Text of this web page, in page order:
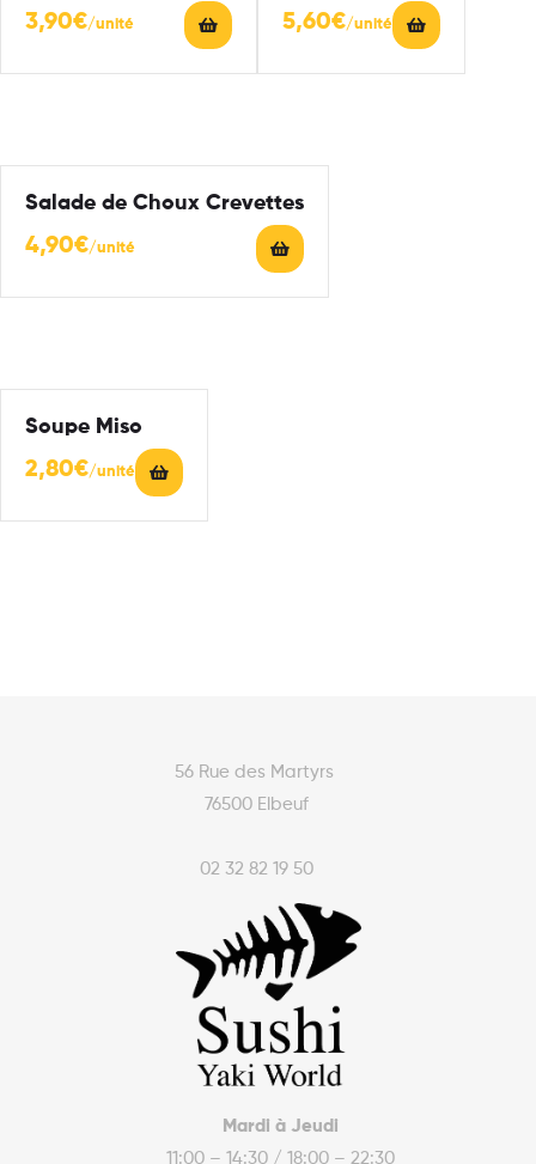
3,90€ 5,60€
Salade de Choux Crevettes
4,90€
Soupe Miso
2,80€
56 Rue des Martyrs
76500 Elbeuf
02 32 82 19 50
Mardi à Jeudi
11:00 – 14:30 / 18:00 – 22:30